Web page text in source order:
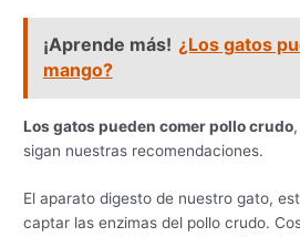
¡Aprende más! ¿Los gatos
mango?
Los gatos pueden comer pollo crudo
sigan nuestras recomendaciones.
El aparato digesto de nuestro gato,
captar las enzimas del pollo crudo.